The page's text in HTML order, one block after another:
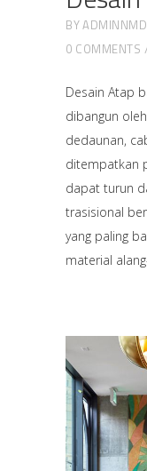
BYADMINNMD
0 COMMENTS
Desain Atap
dibangun
dedaunan,
ditempatkan
dapat turun
trasisional
yang paling
material